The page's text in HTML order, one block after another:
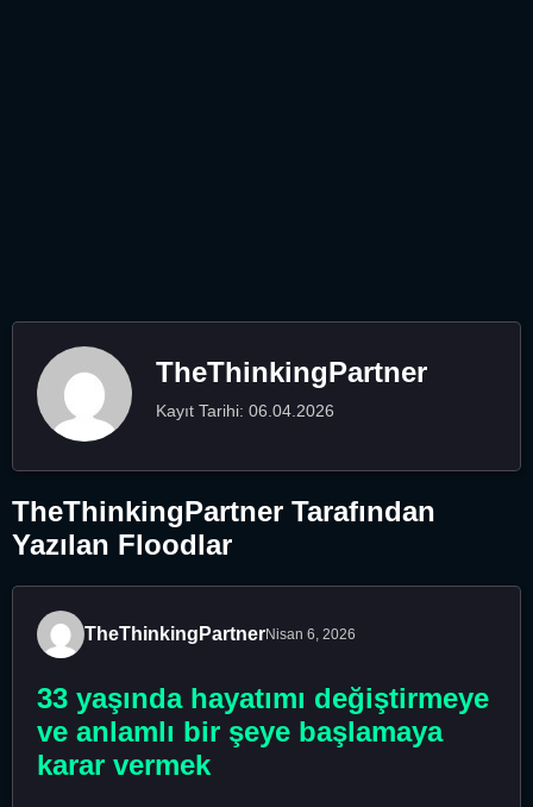
TheThinkingPartner
Kayıt Tarihi: 06.04.2026
TheThinkingPartner Tarafından
Yazılan Floodlar
TheThinkingPartnerNisan 6, 2026
33 yaşında hayatımı değiştirmeye
ve anlamlı bir şeye başlamaya
karar vermek